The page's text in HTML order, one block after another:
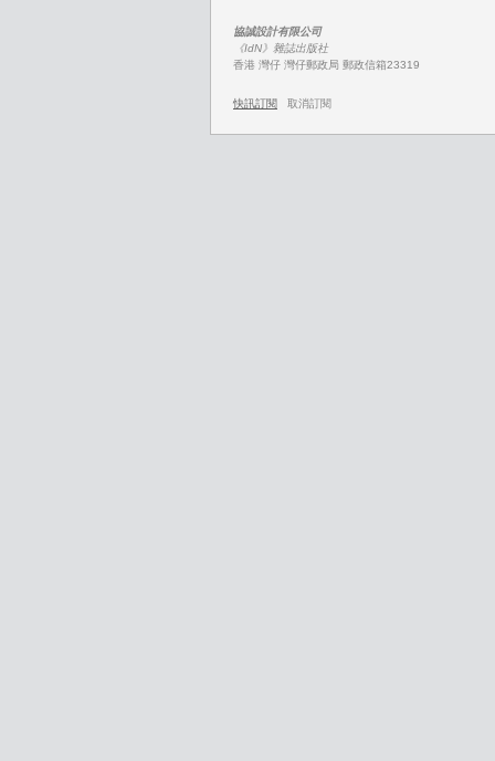
協誠設計有限公司
《IdN》雜誌出版社
香港 灣仔 灣仔郵政局 郵政信箱23319
快訊訂閱 取消訂閱